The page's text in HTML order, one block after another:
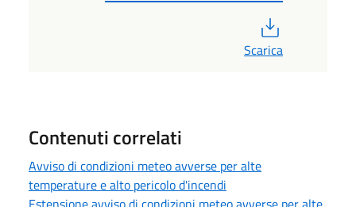
Scarica
Contenuti correlati
Avviso di condizioni meteo avverse per alte
temperature e alto pericolo d'incendi